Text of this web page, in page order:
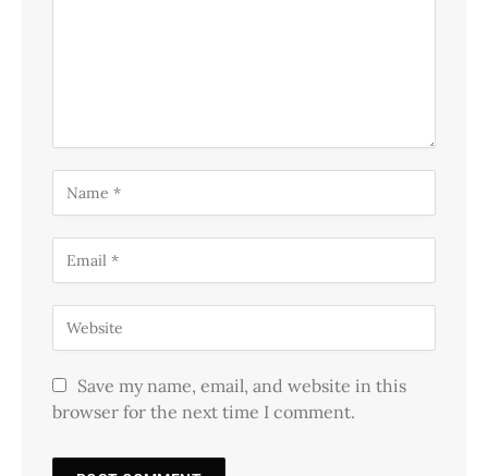
Save my name, email, and website in this
browser for the next time I comment.